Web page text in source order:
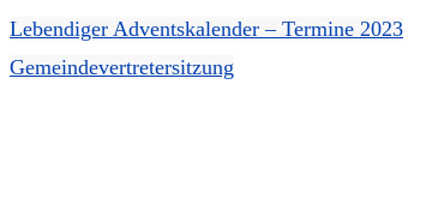
Lebendiger Adventskalender – Termine 2023
Gemeindevertretersitzung